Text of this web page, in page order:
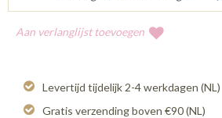
Aan verlanglijst toevoegen
Levertijd tijdelijk 2-4 werkdagen (NL)
Gratis verzending boven €90 (NL)